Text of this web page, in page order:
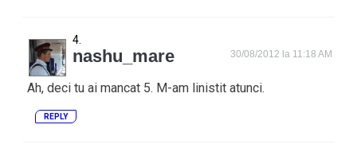
nashu_mare 30/08/2012 la 11:18 AM
Ah, deci tu ai mancat 5. M-am linistit atunci.
REPLY